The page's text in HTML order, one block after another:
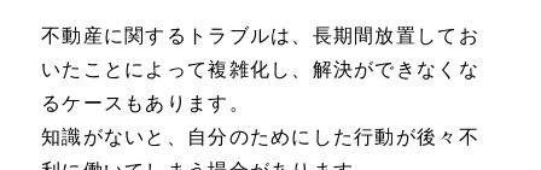
不動産に関するトラブルは、長期間放置してお
いたことによって複雑化し、解決ができなくな
るケースもあります。
知識がないと、自分のためにした行動が後々不